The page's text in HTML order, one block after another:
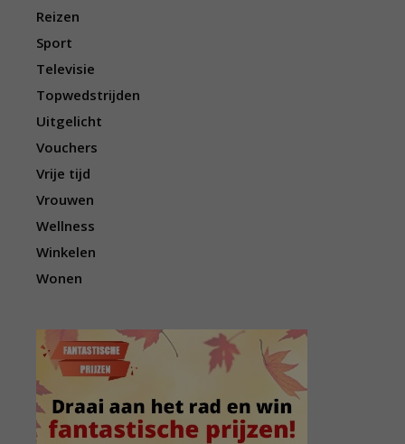
Reizen
Sport
Televisie
Topwedstrijden
Uitgelicht
Vouchers
Vrije tijd
Vrouwen
Wellness
Winkelen
Wonen